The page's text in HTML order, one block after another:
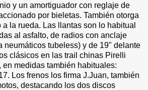
y un amortiguador con reglaje de
por bieletas. También otorga
la rueda. Las llantas son lo habitual
al asfalto, de radios con anclaje
neumáticos tubeless) y de 19" delante
clásicos en las trail chinas Pirelli
medidas también habituales:
Los frenos los firma J.Juan, también
destacando los dos discos